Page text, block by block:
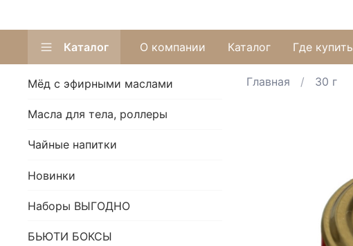
Каталог О компании Каталог Где купить
Главная 30 г
Мёд с эфирными маслами
Масла для тела, роллеры
Чайные напитки
Новинки
Наборы ВЫГОДНО
БЬЮТИ БОКСЫ